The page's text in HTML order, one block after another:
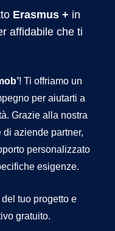
Erasmus + in
affidabile che ti
! Ti offriamo un
per aiutarti a
Grazie alla nostra
aziende partner,
personalizzato
esigenze.
tuo progetto e
gratuito.